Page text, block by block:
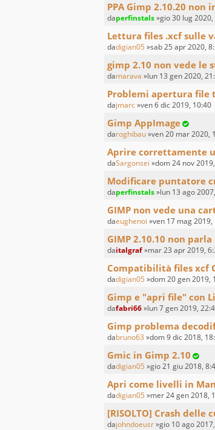
PPA Gimp 2.10.20 non
daperfinstals»gio 30 lug 2020,
Lettura files .xcf sulle
dadigian05 »sab 25 apr 2020,
gimp 2.10 non vede le
damarava »lun 13 gen 2020,
Problemi apertura file
dajmarc»ven 6 dic 2019, 10:40
Gimp AppImage
daroghibau»ven 20 mar 2020,
Aprire correttamente
daSargonsei »dom 24 nov
Modificare puntatore
daperfinstals»lun 13 ago
GIMP non vede una
daeughenoi »ven 17 mag 2019,
GIMP 2.10.10 non
daitalgraf»mar 23 apr 2019,
Compatibilità files xcf
dadigian05 »dom 20 gen 2019,
Gimp e "apri file" con
dafabri66»lun 7 gen 2019,
Gimp problema
dabruno63 »dom 9 dic 2018,
Gmic in Gimp 2.10
dadigian05 »gio 21 giu 2018,
Apri come livelli in
dadigian05 »mer 24 gen 2018,
[RISOLTO] Crash delle
dajohndoeusr»gio 10 ago